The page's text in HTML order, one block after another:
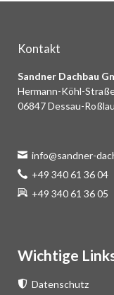
Kontakt
Sandner Dachbau
Hermann-Köhl-
06847 Dessau-Roßlau
info@sandner-
+49 340 61 36 04
+49 340 61 36 05
Wichtige
Datenschutz